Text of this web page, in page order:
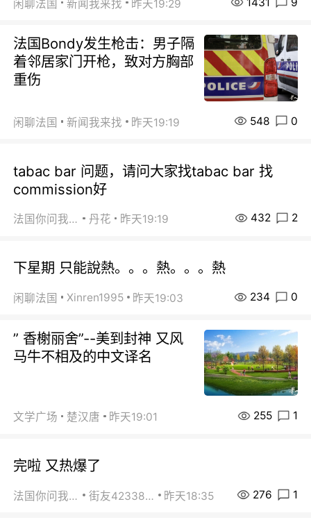
闲聊法国 新闻我来找 昨天19:29
法国Bondy发生枪击：男子隔
着邻居家门开枪，致对方胸部
重伤
闲聊法国 新闻我来找 昨天19:19 548 0
tabac bar 问题，请问大家找tabac bar 找
commission好
法国你问我答 丹花 昨天19:19 432 2
下星期 只能說熱。。。熱。。。熱
闲聊法国 Xinren1995 昨天19:03 234 0
” 香榭丽舍”--美到封神 又风
马牛不相及的中文译名
文学广场 楚汉唐 昨天19:01 255 1
完啦 又热爆了
法国你问我答 街友42338202 昨天18:35 276 1